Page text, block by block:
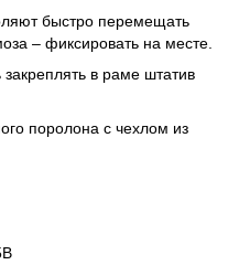
быстро перемещать
– фиксировать на месте.
в раме штатив
поролона с чехлом из